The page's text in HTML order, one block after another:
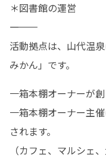
＊図書館の運営
―――――――
活動拠点は、山代温
みかん」です。
一箱本棚オーナーが
一箱本棚オーナー主
されます。
（カフェ、マルシェ